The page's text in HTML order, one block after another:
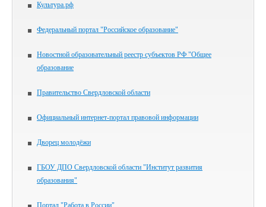
Культура.рф
Федеральный портал "Российское образование"
Новостной образовательный реестр субъектов РФ "Общее
образование
Правительство Свердловской области
Официальный интернет-портал правовой информации
Дворец молодёжи
ГБОУ ДПО Свердловской области "Институт развития
образования"